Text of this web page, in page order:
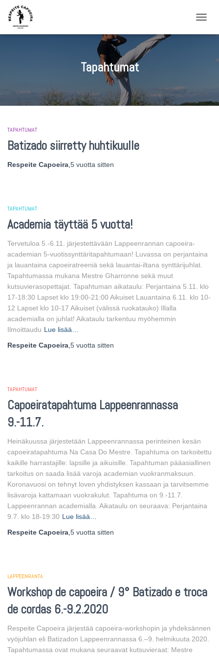
Tapahtumat
TAPAHTUMAT
Batizado siirretty huhtikuulle
Respeite Capoeira 5 vuotta sitten
TAPAHTUMAT
Academia täyttää 5 vuotta!
Tervetuloa 5.-6.11. järjestettävään Lappeenrannan capoeira-
academian 5-vuotissynttäritapahtumaan! Luvassa on perjantaina
ja lauantaina capoeiratreeniä sekä lauantai-iltana synttärijuhlat.
Tapahtumassa mukana Mestre Gharronne sekä muut
kutsuvierasopettajat. Tapahtuman aikataulu: Perjantaina 5.11. klo
17-18:30 Lapset klo 19:00-21:00 Aikuiset Lauantaina 6.11. klo 10-
12 Lapset klo 10-17 Aikuiset (välissä ruokatauko) Illalla
academialla on juhlat! Aikataulu tarkentuu myöhemmin
Ilmoittaudu Lue lisää…
Respeite Capoeira 5 vuotta sitten
TAPAHTUMAT
Capoeiratapahtuma Lappeenrannassa
9.-11.7.
Heinäkuussa järjestetään Lappeenrannassa perinteinen kesän
capoeiratapahtuma Na Casa Do Mestre. Tapahtuma on tarkoitettu
kaikille harrastajille: lapsille ja aikuisille. Tapahtuman pääasiallinen
tarkoitus on saada lisää varoja academian vuokranmaksuun.
Koronavuosi on tehnyt loven yhdistyksen kassaan ja tarvitsemme
lisävaroja kattamaan vuokrakulut. Tapahtuma on 9.-11.7.
Lappeenrannan academialla. Aikataulu on seuraava: Perjantaina
9.7. klo 18-19:30 Lue lisää…
Respeite Capoeira 5 vuotta sitten
LAPPEENRANTA
Workshop de capoeira / 9° Batizado e troca
de cordas 6.-9.2.2020
Respeite Capoeira järjestää capoeira-workshopin ja yhdeksännen
vyöjuhlan eli Batizadon Lappeenrannassa 6.–9. helmikuuta 2020.
Tapahtumassa ovat mukana seuraavat kutsuvieraat: Mestre